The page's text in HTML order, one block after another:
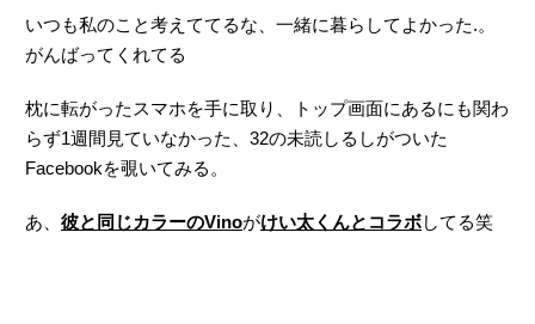
いつも私のこと考えててるな、一緒に暮らしてよかった.。
がんばってくれてる
枕に転がったスマホを手に取り、トップ画面にあるにも関わ
らず1週間見ていなかった、32の未読しるしがついた
Facebookを覗いてみる。
あ、 彼と同じカラーのVinoがけい太くんとコラボしてる笑